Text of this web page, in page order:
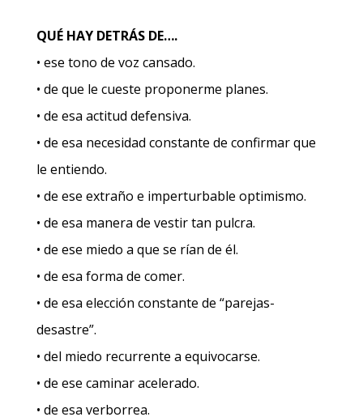
QUÉ HAY DETRÁS DE….
• ese tono de voz cansado.
• de que le cueste proponerme planes.
• de esa actitud defensiva.
• de esa necesidad constante de confirmar que
le entiendo.
• de ese extraño e imperturbable optimismo.
• de esa manera de vestir tan pulcra.
• de ese miedo a que se rían de él.
• de esa forma de comer.
• de esa elección constante de “parejas-
desastre”.
• del miedo recurrente a equivocarse.
• de ese caminar acelerado.
• de esa verborrea.